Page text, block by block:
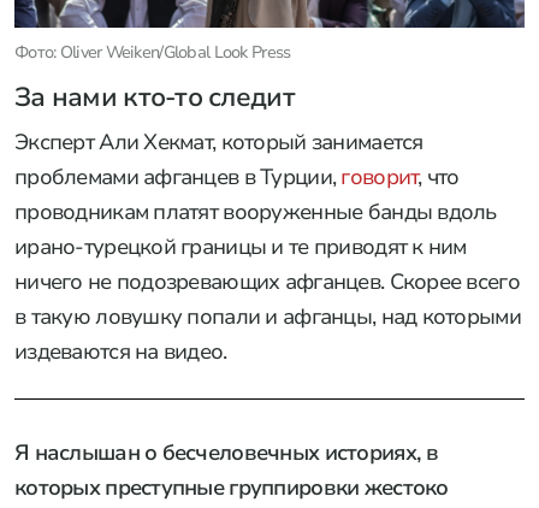
Фото: Oliver Weiken/Global Look Press
За нами кто-то следит
Эксперт Али Хекмат, который занимается
проблемами афганцев в Турции,говорит, что
проводникам платят вооруженные банды вдоль
ирано-турецкой границы и те приводят к ним
ничего не подозревающих афганцев. Скорее всего
в такую ловушку попали и афганцы, над которыми
издеваются на видео.
Я наслышан о бесчеловечных историях, в
которых преступные группировки жестоко